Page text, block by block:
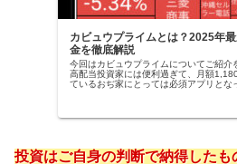
カビュウプライムとは？2025年
金を徹底解説
今回はカビュウプライムについてご紹介
高配当投資家には便利過ぎて、月額
ているおぢ家にとっては必須アプリとな
ってみた感想、何がおすすめなのかを
投資はご自身の判断で納得したも